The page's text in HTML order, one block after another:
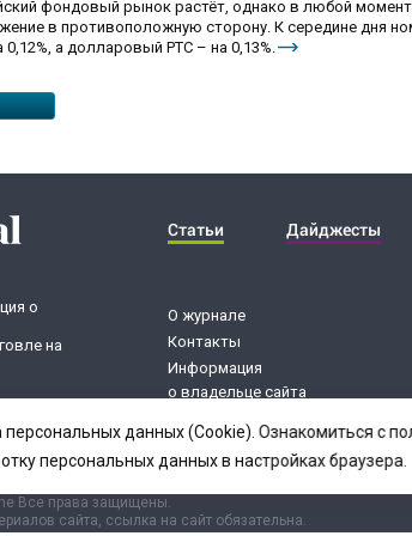
фондовый рынок растёт, однако в любой
в противоположную сторону. К середине дня
а долларовый РТС – на 0,13%.
о
на
Статьи Дайджесты
О журнале
Контакты
Информация
о владельце сайта
персональных данных
Все права защищены.
сайта, ссылка на сайт обязательна.
персональных данных (Cookie). Ознакомиться с
персональных данных в настройках браузера.